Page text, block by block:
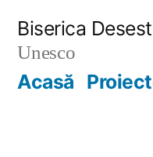
content
Biserica
Unesco
Acasă